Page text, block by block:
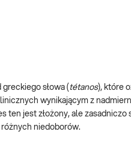
słowa ( tétanos), które
wynikającym z
jest złożony, ale zasadniczo
niedoborów.